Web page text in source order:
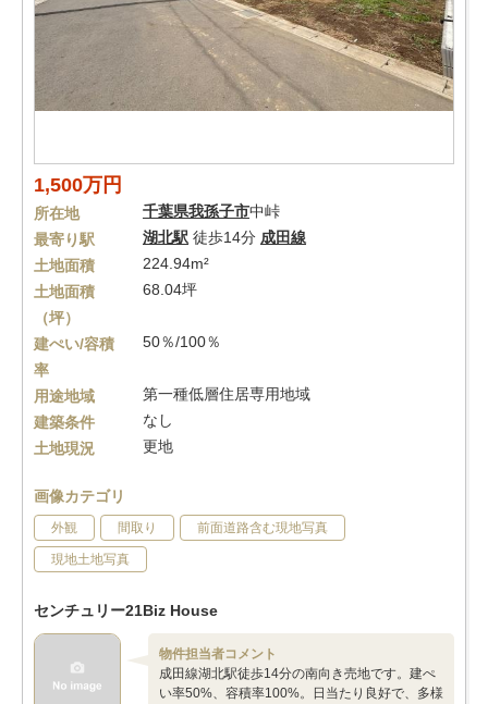
1,500万円
所在地 千葉県我孫子市中峠
最寄り駅
湖北駅 徒歩14分 成田線
土地面積
224.94m²
土地面積
（坪）
68.04坪
建ぺい/容積
率
50％/100％
用途地域
第一種低層住居専用地域
建築条件
なし
土地現況
更地
画像カテゴリ
外観 間取り 前面道路含む現地写真
現地土地写真
センチュリー21Biz House
物件担当者コメント
成田線湖北駅徒歩14分の南向き売地です。建ぺ
い率50%、容積率100%。日当たり良好で、多様